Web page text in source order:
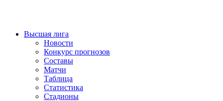
Высшая лига
Новости
Конкурс прогнозов
Составы
Матчи
Таблица
Статистика
Стадионы